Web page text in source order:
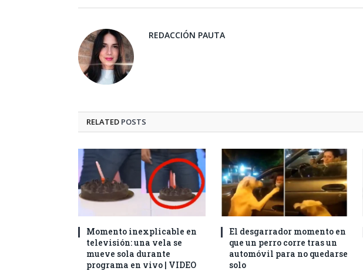
REDACCIÓN PAUTA
RELATED POSTS
Momento inexplicable en
televisión: una vela se
mueve sola durante
programa en vivo | VIDEO
El desgarrador momento en
que un perro corre tras un
automóvil para no quedarse
solo